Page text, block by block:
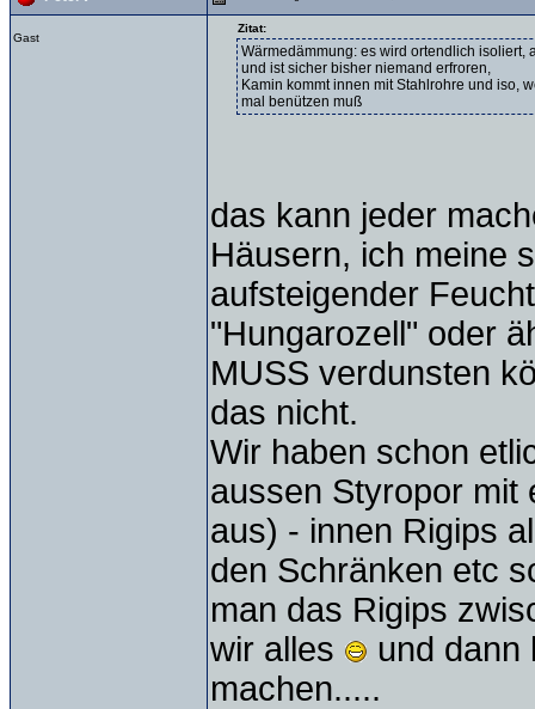
Gast
Zitat:
Wärmedämmung: es wird ortendlich
und ist sicher bisher niemand erfroren,
Kamin kommt innen mit Stahlrohre und iso,
mal benützen muß
das kann jeder
Häusern, ich meine
aufsteigender
"Hungarozell" oder
MUSS verdunsten
das nicht.
Wir haben schon
aussen Styropor mit
aus) - innen Rigips
den Schränken etc
man das Rigips
wir alles
und dann
machen.....